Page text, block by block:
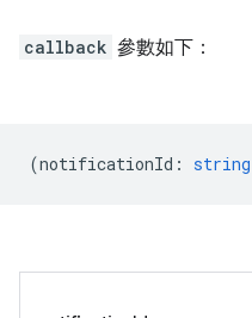
callback 參數如下：
(notificationId : string